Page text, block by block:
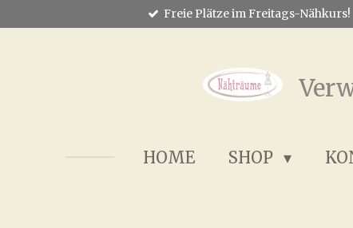
Hauptinhalt
Freie Plätze im Freitags-Nähkurs!
HOME SHOP